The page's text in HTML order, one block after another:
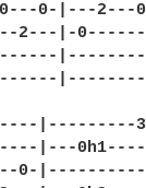
0-|---2---
2---|-
|---------
|---
|